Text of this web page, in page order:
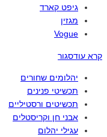
גיפט קארד
מגזין
Vogue
קרא עודסגור
יהלומים שחורים
תכשיטי פנינים
תכשיטים ורסטיליים
אבני חן וקריסטלים
עגילי יהלום